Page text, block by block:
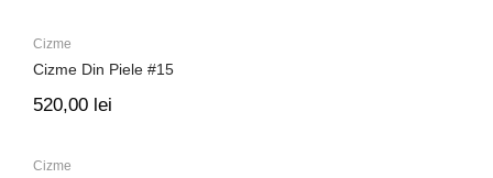
Cizme
Cizme Din Piele #15
520,00 lei
Cizme